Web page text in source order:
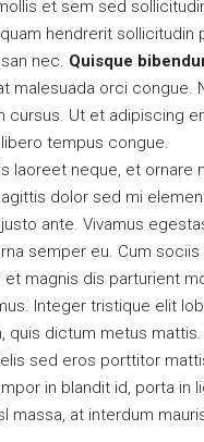
et sem sed
hendrerit sollicitudin
nec. Quisque
malesuada orci congue.
cursus. Ut et adipiscing
libero tempus congue.
laoreet neque, et ornare
dolor sed mi
ante. Vivamus
semper eu. Cum sociis
et magnis dis parturient
Integer tristique elit
quis dictum metus mattis.
sed eros porttitor
in blandit id, porta in
massa, at interdum